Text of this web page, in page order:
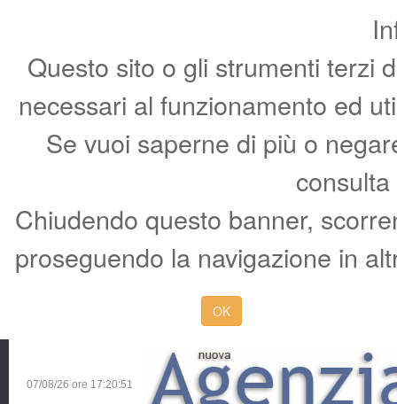
Questo sito o gli strumenti terzi
necessari al funzionamento ed
Se vuoi saperne di più o
Chiudendo questo banner,
proseguendo la navigazione in
OK
07/08/26 ore 17:20:52